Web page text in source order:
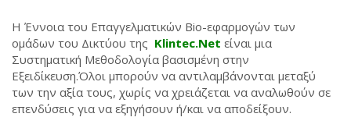
Η Έννοια του Επαγγελματικών Bio-εφαρμογών των
ομάδων του Δικτύου της Klintec.Net είναι μια
Συστηματική Μεθοδολογία βασισμένη στην
Εξειδίκευση.Όλοι μπορούν να αντιλαμβάνονται μεταξύ
των την αξία τους, χωρίς να χρειάζεται να αναλωθούν σε
επενδύσεις για να εξηγήσουν ή/και να αποδείξουν.